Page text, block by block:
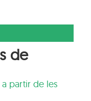
de
partir de les